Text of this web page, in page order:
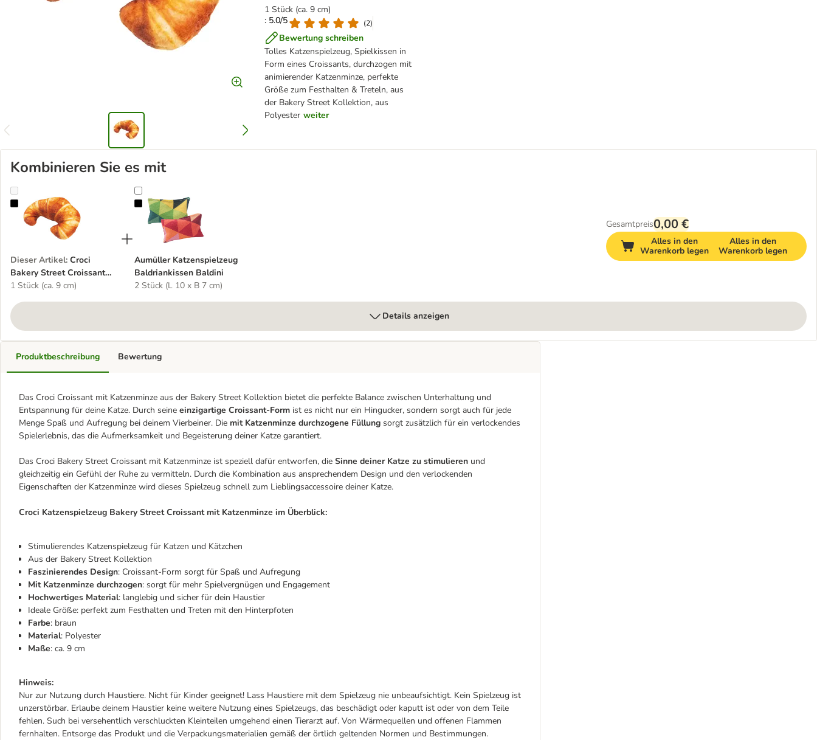
1 Stück (ca. 9 cm)
: 5.0/5
(2)
Bewertung schreiben
Tolles Katzenspielzeug, Spielkissen in
Form eines Croissants, durchzogen mit
animierender Katzenminze, perfekte
Größe zum Festhalten & Treteln, aus
der Bakery Street Kollektion, aus
Polyester weiter
Kombinieren Sie es mit
Croci Bakery Street Croissant mit Katzenminze
Dieser Artikel: Croci
Bakery Street Croissant
mit Katzenminze
1 Stück (ca. 9 cm)
Aumüller Katzenspielzeug Baldriankissen Baldini
Aumüller Katzenspielzeug
Baldriankissen Baldini
2 Stück (L 10 x B 7 cm)
Gesamtpreis0,00 €
Alles in den
Warenkorb legen
Alles in den
Warenkorb legen
Details anzeigen
Produktbeschreibung
Das Croci Croissant mit Katzenminze aus der Bakery Street Kollektion bietet die perfekte Balance zwischen Unterhaltung und
Entspannung für deine Katze. Durch seine einzigartige Croissant-Form ist es nicht nur ein Hingucker, sondern sorgt auch für jede
Menge Spaß und Aufregung bei deinem Vierbeiner. Die mit Katzenminze durchzogene Füllung sorgt zusätzlich für ein verlockendes
Spielerlebnis, das die Aufmerksamkeit und Begeisterung deiner Katze garantiert.
Das Croci Bakery Street Croissant mit Katzenminze ist speziell dafür entworfen, die Sinne deiner Katze zu stimulieren und
gleichzeitig ein Gefühl der Ruhe zu vermitteln. Durch die Kombination aus ansprechendem Design und den verlockenden
Eigenschaften der Katzenminze wird dieses Spielzeug schnell zum Lieblingsaccessoire deiner Katze.
Croci Katzenspielzeug Bakery Street Croissant mit Katzenminze im Überblick:
Stimulierendes Katzenspielzeug für Katzen und Kätzchen
Aus der Bakery Street Kollektion
Faszinierendes Design: Croissant-Form sorgt für Spaß und Aufregung
Mit Katzenminze durchzogen: sorgt für mehr Spielvergnügen und Engagement
Hochwertiges Material: langlebig und sicher für dein Haustier
Ideale Größe: perfekt zum Festhalten und Treten mit den Hinterpfoten
Farbe: braun
Material: Polyester
Maße: ca. 9 cm
Hinweis:
Nur zur Nutzung durch Haustiere. Nicht für Kinder geeignet! Lass Haustiere mit dem Spielzeug nie unbeaufsichtigt. Kein Spielzeug ist
unzerstörbar. Erlaube deinem Haustier keine weitere Nutzung eines Spielzeugs, das beschädigt oder kaputt ist oder von dem Teile
fehlen. Such bei versehentlich verschluckten Kleinteilen umgehend einen Tierarzt auf. Von Wärmequellen und offenen Flammen
fernhalten. Entsorge das Produkt und die Verpackungsmaterialien gemäß der örtlich geltenden Normen und Bestimmungen.
Bewertung